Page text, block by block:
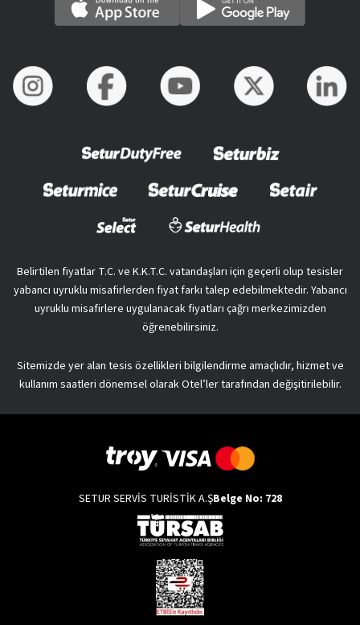
Belirtilen fiyatlar T.C. ve K.K.T.C. vatandaşları için geçerli olup tesisler
yabancı uyruklu misafirlerden fiyat farkı talep edebilmektedir. Yabancı
uyruklu misafirlere uygulanacak fiyatları çağrı merkezimizden
öğrenebilirsiniz.
Sitemizde yer alan tesis özellikleri bilgilendirme amaçlıdır, hizmet ve
kullanım saatleri dönemsel olarak Otel’ler tarafından değişitirilebilir.
SETUR SERVİS TURİSTİK A.ŞBelge No: 728